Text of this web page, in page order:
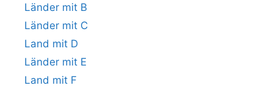
Länder mit B
Länder mit C
Land mit D
Länder mit E
Land mit F